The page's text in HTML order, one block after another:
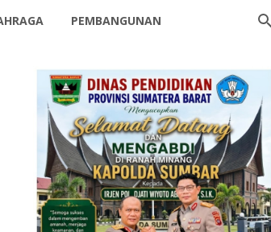
PEMBANGUNAN